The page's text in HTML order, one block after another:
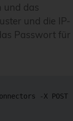
und das
und die IP-
Passwort für
-X